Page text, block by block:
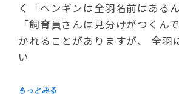
く「ペンギンは全羽名前はある
「飼育員さんは見分けがつくん
かれることがありますが、 全羽
い